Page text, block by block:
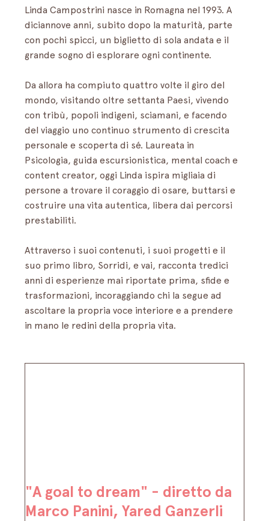
Linda Campostrini nasce in Romagna nel 1993. A
diciannove anni, subito dopo la maturità, parte
con pochi spicci, un biglietto di sola andata e il
grande sogno di esplorare ogni continente.
Da allora ha compiuto quattro volte il giro del
mondo, visitando oltre settanta Paesi, vivendo
con tribù, popoli indigeni, sciamani, e facendo
del viaggio uno continuo strumento di crescita
personale e scoperta di sé. Laureata in
Psicologia, guida escursionistica, mental coach e
content creator, oggi Linda ispira migliaia di
persone a trovare il coraggio di osare, buttarsi e
costruire una vita autentica, libera dai percorsi
prestabiliti.
Attraverso i suoi contenuti, i suoi progetti e il
suo primo libro, Sorridi, e vai, racconta tredici
anni di esperienze mai riportate prima, sfide e
trasformazioni, incoraggiando chi la segue ad
ascoltare la propria voce interiore e a prendere
in mano le redini della propria vita.
"A goal to dream" - diretto da
Marco Panini, Yared Ganzerli